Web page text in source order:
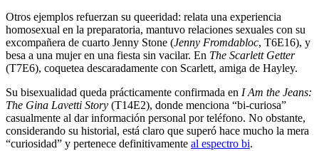
Otros ejemplos refuerzan su queeridad: relata una experiencia
homosexual en la preparatoria, mantuvo relaciones sexuales con su
excompañera de cuarto Jenny Stone (Jenny Fromdabloc, T6E16), y
besa a una mujer en una fiesta sin vacilar. En The Scarlett Getter
(T7E6), coquetea descaradamente con Scarlett, amiga de Hayley.
Su bisexualidad queda prácticamente confirmada en I Am the Jeans:
The Gina Lavetti Story (T14E2), donde menciona “bi-curiosa”
casualmente al dar información personal por teléfono. No obstante,
considerando su historial, está claro que superó hace mucho la mera
“curiosidad” y pertenece definitivamente al espectro bi.